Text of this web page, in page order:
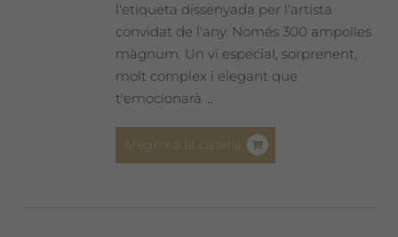
l'etiqueta dissenyada per l'artista
convidat de l'any. Només 300 ampolles
màgnum. Un vi especial, sorprenent,
molt complex i elegant que
t'emocionarà ...
Afegeix a la cistella